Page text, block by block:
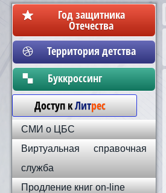
Год защитника
Отечества
Территория детства
Бyккpoccинг
Доступ кЛитрес
СМИ о ЦБС
Виртуальная справочная
служба
Продление книг on-line